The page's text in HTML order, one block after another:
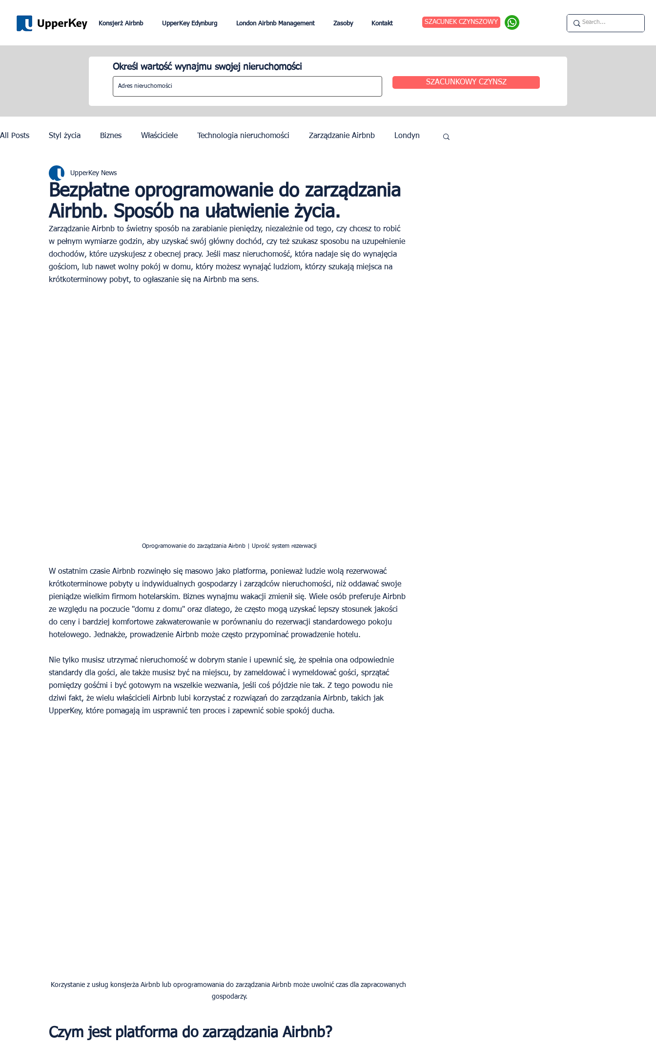
Konsjerż Airbnb UpperKey Edynburg London Airbnb Management Zasoby Kontakt SZACUNEK CZYNSZOWY
Określ wartość wynajmu swojej nieruchomości
SZACUNKOWY CZYNSZ
All Posts Styl życia Biznes Właściciele Technologia nieruchomości Zarządzanie Airbnb Londyn
Rzym Dubai
Igrzyska Olimpijskie w Paryżu 2024
Bezpłatne oprogramowanie do zarządzania
Airbnb. Sposób na ułatwienie życia.
UpperKey News
Zarządzanie Airbnb to świetny sposób na zarabianie pieniędzy, niezależnie od tego, czy chcesz to robić
w pełnym wymiarze godzin, aby uzyskać swój główny dochód, czy też szukasz sposobu na uzupełnienie
dochodów, które uzyskujesz z obecnej pracy. Jeśli masz nieruchomość, która nadaje się do wynajęcia
gościom, lub nawet wolny pokój w domu, który możesz wynająć ludziom, którzy szukają miejsca na
krótkoterminowy pobyt, to ogłaszanie się na Airbnb ma sens.
Oprogramowanie do zarządzania Airbnb | Uprość system rezerwacji
W ostatnim czasie Airbnb rozwinęło się masowo jako platforma, ponieważ ludzie wolą rezerwować
krótkoterminowe pobyty u indywidualnych gospodarzy i zarządców nieruchomości, niż oddawać swoje
pieniądze wielkim firmom hotelarskim. Biznes wynajmu wakacji zmienił się. Wiele osób preferuje Airbnb
ze względu na poczucie "domu z domu" oraz dlatego, że często mogą uzyskać lepszy stosunek jakości
do ceny i bardziej komfortowe zakwaterowanie w porównaniu do rezerwacji standardowego pokoju
hotelowego. Jednakże, prowadzenie Airbnb może często przypominać prowadzenie hotelu.
Nie tylko musisz utrzymać nieruchomość w dobrym stanie i upewnić się, że spełnia ona odpowiednie
standardy dla gości, ale także musisz być na miejscu, by zameldować i wymeldować gości, sprzątać
pomiędzy gośćmi i być gotowym na wszelkie wezwania, jeśli coś pójdzie nie tak. Z tego powodu nie
dziwi fakt, że wielu właścicieli Airbnb lubi korzystać z rozwiązań do zarządzania Airbnb, takich jak
UpperKey, które pomagają im usprawnić ten proces i zapewnić sobie spokój ducha.
Korzystanie z usług konsjerża Airbnb lub oprogramowania do zarządzania Airbnb może uwolnić czas dla zapracowanych
gospodarzy.
Czym jest platforma do zarządzania Airbnb?